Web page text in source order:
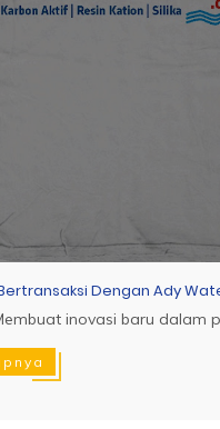
Dengan Ady
inovasi baru dalam